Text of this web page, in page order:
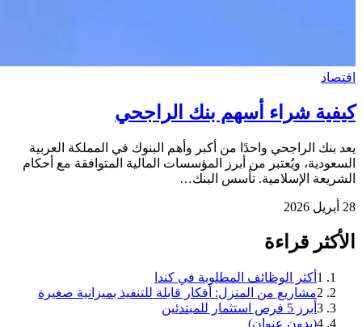
اقتصاد
كيفية شراء أسهم بنك الراجحي
يعد بنك الراجحي واحدًا من أكبر وأهم البنوك في المملكة العربية
السعودية، ويُعتبر من أبرز المؤسسات المالية المتوافقة مع أحكام
الشريعة الإسلامية. تأسس البنك…
28 أبريل 2026
الأكثر قراءة
1 أكثر الوظائف المطلوبة في كندا
2مشاريع من المنزل: أفكار قابلة للتنفيذ بميزانية صغيرة
3 أبرز 5 فرص استثمار للمبتدئين
4(بدون عنوان)